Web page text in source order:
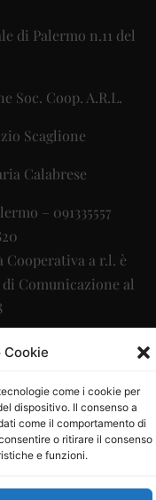
Cookie
come i cookie per
dispositivo. Il consenso a
come il comportamento di
o ritirare il consenso
e funzioni.
di Palermo n.11 del
Soc. Coop. A.R.L.
Scaglione
Calabrese
– 091335557
a r.l. è
Comunicazione al
info@ladigitale.it